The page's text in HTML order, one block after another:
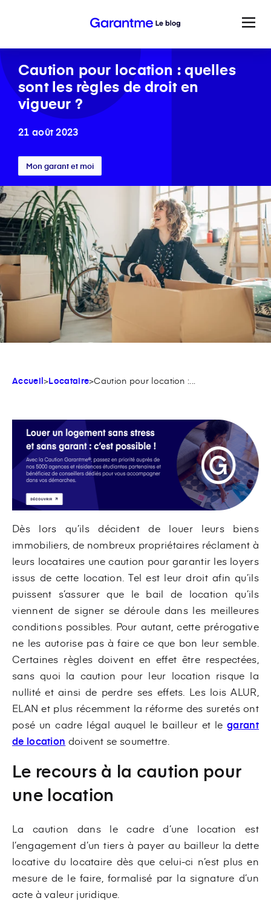
Caution pour location : quelles
sont les règles de droit en
vigueur ?
21 août 2023
Mon garant et moi
Accueil>Locataire>Caution pour location :...
Dès lors qu’ils décident de louer leurs biens
immobiliers, de nombreux propriétaires réclament à
leurs locataires une caution pour garantir les loyers
issus de cette location. Tel est leur droit afin qu’ils
puissent s’assurer que le bail de location qu’ils
viennent de signer se déroule dans les meilleures
conditions possibles. Pour autant, cette prérogative
ne les autorise pas à faire ce que bon leur semble.
Certaines règles doivent en effet être respectées,
sans quoi la caution pour leur location risque la
nullité et ainsi de perdre ses effets. Les lois ALUR,
ELAN et plus récemment la réforme des suretés ont
posé un cadre légal auquel le bailleur et legarant
de location doivent se soumettre.
Le recours à la caution pour
une location
La caution dans le cadre d’une location est
l’engagement d’un tiers à payer au bailleur la dette
locative du locataire dès que celui-ci n’est plus en
mesure de le faire, formalisé par la signature d’un
acte à valeur juridique.